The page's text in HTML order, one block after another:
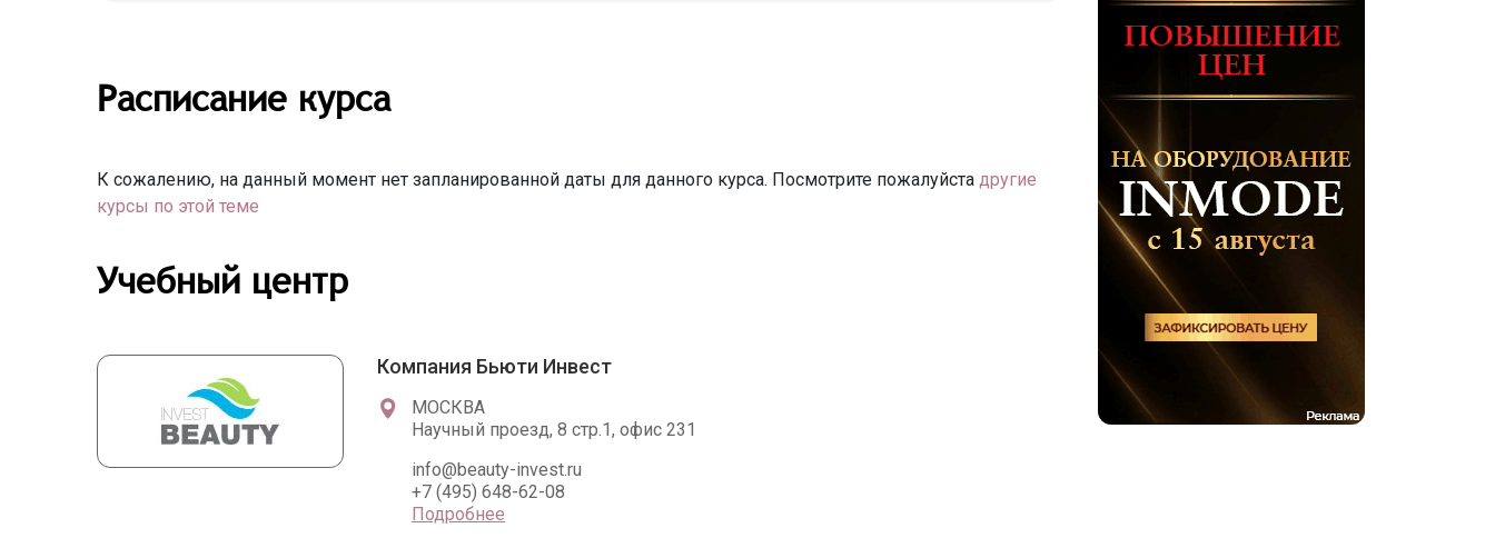
Расписание курса
К сожалению, на данный момент нет запланированной даты для данного курса. Посмотрите пожалуйста другие
курсы по этой теме
Учебный центр
Компания Бьюти Инвест
МОСКВА
Научный проезд, 8 стр.1, офис 231
info@beauty-invest.ru
+7 (495) 648-62-08
Подробнее